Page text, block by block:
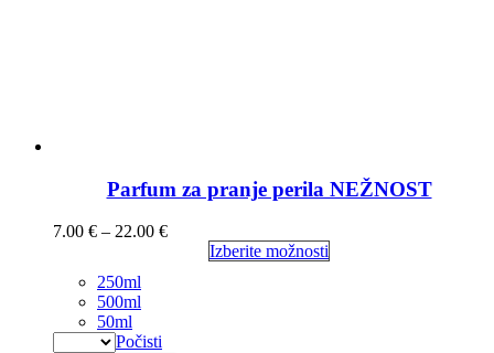
Parfum za pranje perila NEŽNOST
7.00 € – 22.00 €
Izberite možnosti
250ml
500ml
50ml
Počisti